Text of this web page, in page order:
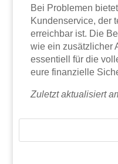
Bei Problemen
Kundenservice, der
erreichbar ist. Die
wie ein zusätzlicher
essentiell für die
eure finanzielle
Zuletzt aktualisiert